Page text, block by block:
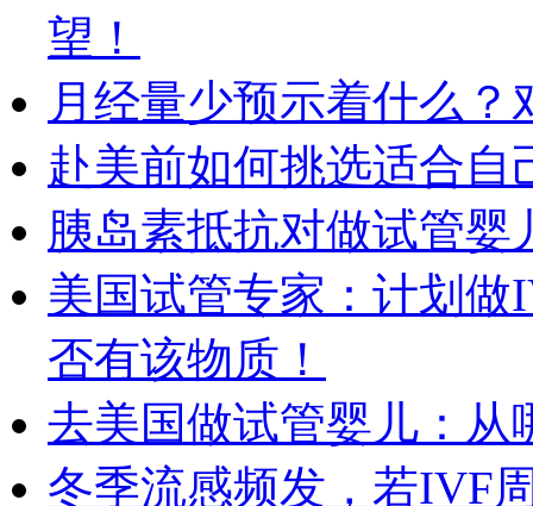
望！
月经量少预示着什么
赴美前如何挑选适合
胰岛素抵抗对做试管婴
美国试管专家：计划
否有该物质！
去美国做试管婴儿：从
冬季流感频发，若IVF